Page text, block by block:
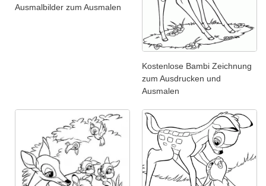
Ausmalbilder zum Ausmalen
Kostenlose Bambi Zeichnung
zum Ausdrucken und
Ausmalen